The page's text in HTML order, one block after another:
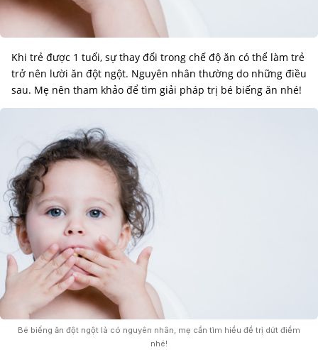
Khi trẻ được 1 tuổi, sự thay đổi trong chế độ ăn có thể làm trẻ
trở nên lười ăn đột ngột. Nguyên nhân thường do những điều
sau. Mẹ nên tham khảo để tìm giải pháp trị bé biếng ăn nhé!
Bé biếng ăn đột ngột là có nguyên nhân, mẹ cần tìm hiểu để trị dứt điểm
nhé!